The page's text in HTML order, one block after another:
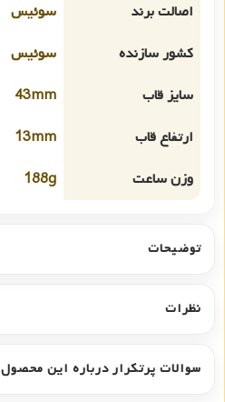
اصالت برند
سوئیس
کشور سازنده
سوئیس
سایز قاب
43mm
ارتفاع قاب
13mm
وزن ساعت
188g
توضیحات
نظرات
سوالات پرتکرار درباره این محصول